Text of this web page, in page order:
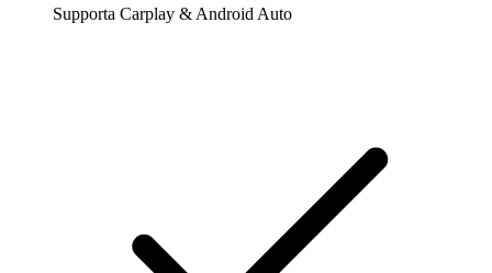
Supporta Carplay & Android Auto